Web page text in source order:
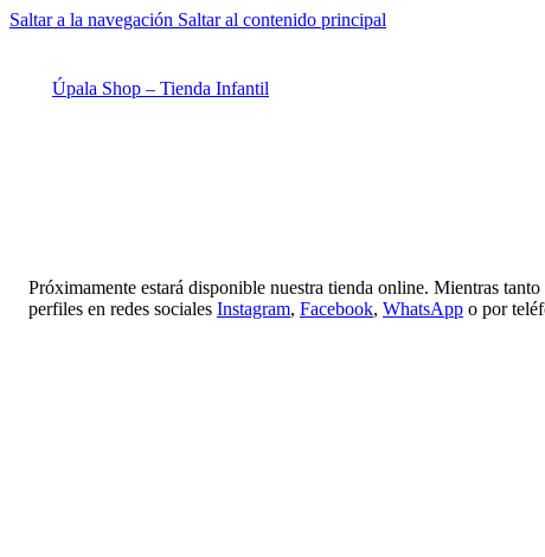
Saltar a la navegación Saltar al contenido principal
Úpala Shop – Tienda Infantil
Próximamente estará disponible nuestra tienda online. Mientras
perfiles en redes sociales Instagram, Facebook, WhatsApp o por